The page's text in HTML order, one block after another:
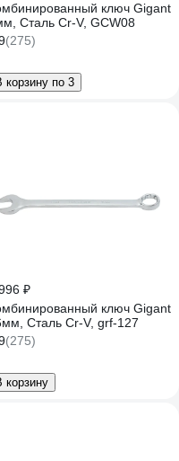
ключ Gigant
Сталь Cr-V, GCW08
(275)
корзину по 3
₽
ключ Gigant
Сталь Cr-V, grf-127
(275)
корзину